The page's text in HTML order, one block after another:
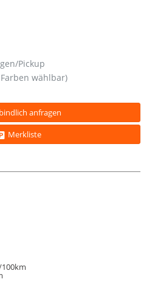
Pickup
wählbar)
anfragen
Merkliste
100km